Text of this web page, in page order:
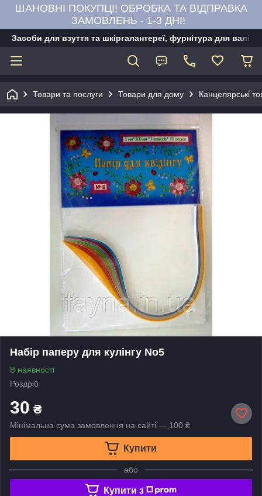
ШАНОВНІ ПОКУПЦІ! ОБРОБКА ТА ВІДПРАВКА
ЗАМОВЛЕНЬ - 1-3 ДНІ!
Засоби для взуття та шкіргалантереї, фурнітура для
Товари та послуги Товари для дому Канцелярські
Набір паперу для кулінгу No5
В наявності
Роздріб
30 ₴
Мінімальна сума замовлення на сайті — 100 ₴
Купити
або
Купити з